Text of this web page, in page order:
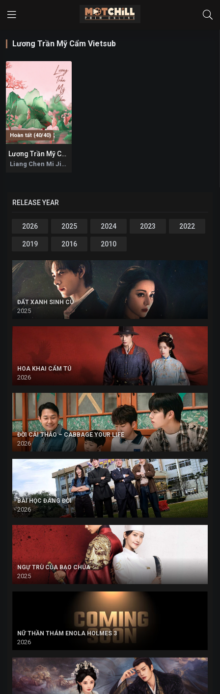
Lương Trần Mỹ Cẩm Vietsub
Hoàn tất (40/40)
0
Lương Trần Mỹ Cẩm
Liang Chen Mi Jin 2026
RELEASE YEAR
2026 2025 2024 2023 2022
2019 2016 2010
ĐẤT XANH SINH CÚ
2025
HOA KHAI CẨM TÚ
2026
ĐỜI CẢI THẢO – CABBAGE YOUR LIFE
2026
BÀI HỌC ĐÁNG ĐỜI
2026
NGỰ TRÙ CỦA BẠO CHÚA
2025
NỮ THẦN THÁM ENOLA HOLMES 3
2026